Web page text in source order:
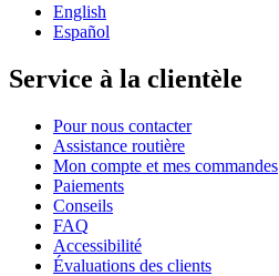
English
Español
Service à la clientèle
Pour nous contacter
Assistance routière
Mon compte et mes commandes
Paiements
Conseils
FAQ
Accessibilité
Évaluations des clients